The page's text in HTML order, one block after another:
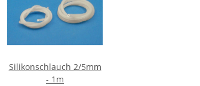
Silikonschlauch 2/5mm
- 1m